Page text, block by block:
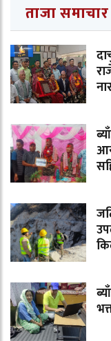
ताजा समाचार